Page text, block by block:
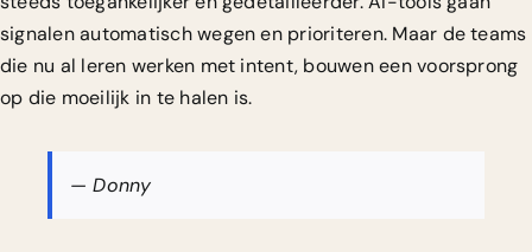
signalen automatisch wegen en prioriteren. Maar de teams
die nu al leren werken met intent, bouwen een voorsprong
op die moeilijk in te halen is.
— Donny